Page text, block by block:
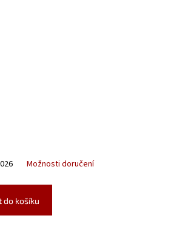
Možnosti doručení
do košíku